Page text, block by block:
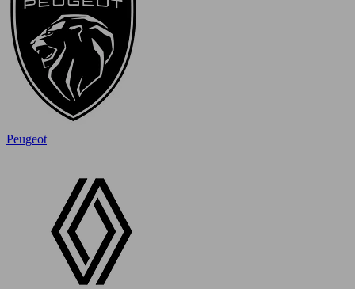
Peugeot